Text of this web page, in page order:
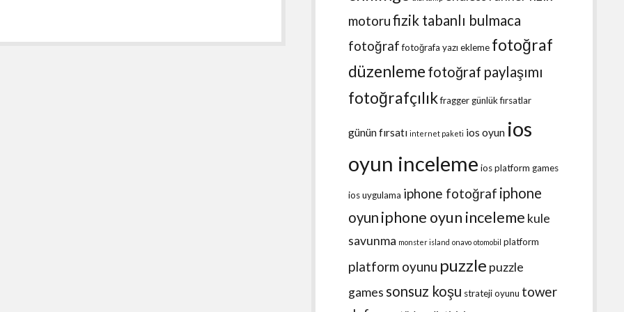
motorufizik tabanlı bulmaca
fotoğraf fotoğrafa yazı ekleme fotoğraf
düzenleme fotoğraf paylaşımı
fotoğrafçılıkfraggergünlük fırsatlar
günün fırsatı internet paketi ios oyun ios
oyun inceleme ios platform games
ios uygulama iphone fotoğraf iphone
oyun iphone oyun inceleme kule
savunma monster island onavo otomobil platform
platform oyunu puzzle puzzle
games sonsuz koşu strateji oyunu tower